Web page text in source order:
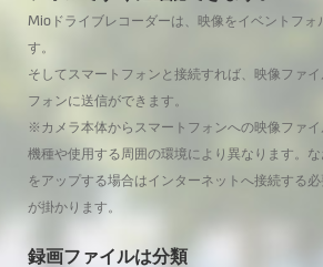
Mioドライブレコーダーは、映像をイベントフォ
す。
そしてスマートフォンと接続すれば、映像ファ
フォンに送信ができます。
※カメラ本体からスマートフォンへの映像ファ
機種や使用する周囲の環境により異なります。
をアップする場合はインターネットへ接続する
が掛かります。
録画ファイルは分類